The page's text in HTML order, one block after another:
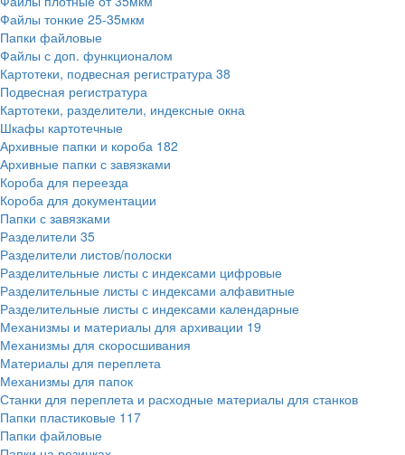
Файлы тонкие 25-35мкм
Папки файловые
Файлы с доп. функционалом
Картотеки, подвесная регистратура 38
Подвесная регистратура
Картотеки, разделители, индексные окна
Шкафы картотечные
Архивные папки и короба 182
Архивные папки с завязками
Короба для переезда
Короба для документации
Папки с завязками
Разделители 35
Разделители листов/полоски
Разделительные листы с индексами цифровые
Разделительные листы с индексами алфавитные
Разделительные листы с индексами календарные
Механизмы и материалы для архивации 19
Механизмы для скоросшивания
Материалы для переплета
Механизмы для папок
Станки для переплета и расходные материалы для станков
Папки пластиковые 117
Папки файловые